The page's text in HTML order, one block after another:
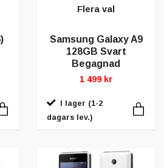
Flera val
Samsung Galaxy A9
128GB Svart
Begagnad
1 499 kr
I lager (1-2
dagars lev.)